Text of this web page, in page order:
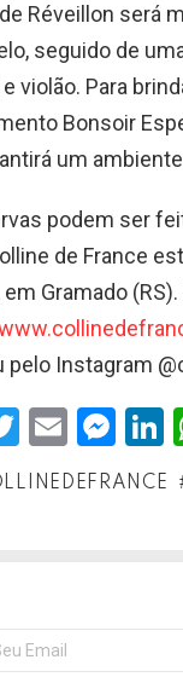
Réveillon será
seguido de
violão. Para
Bonsoir
um
podem ser
de France
em Gramado
pelo Instagram
T
wi
tt
E
m
ail
M
es
se
er
n